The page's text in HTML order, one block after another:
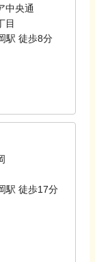
中央通
目
駅 徒歩8分
駅 徒歩17分